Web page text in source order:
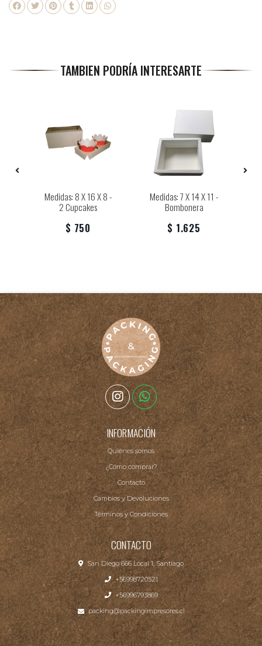
TAMBIEN PODRÍA INTERESARTE
Medidas: 8 X 16 X 8 -
2 Cupcakes
$ 750
Medidas: 7 X 14 X 11 -
Bombonera
$ 1.625
INFORMACIÓN
Quiénes somos
¿Cómo comprar?
Contacto
Cambios y Devoluciones
Términos y Condiciones
CONTACTO
San Diego 666 Local 1, Santiago
+56998720521
+56996793869
packing@packingimpresores.cl